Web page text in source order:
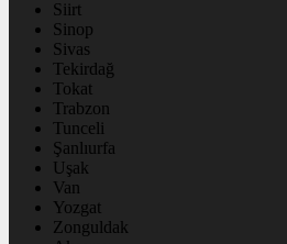
Siirt
Sinop
Sivas
Tekirdağ
Tokat
Trabzon
Tunceli
Şanlıurfa
Uşak
Van
Yozgat
Zonguldak